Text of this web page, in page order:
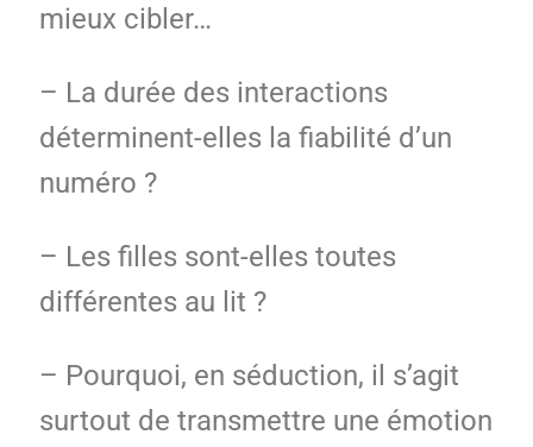
mieux cibler…
– La durée des interactions
déterminent-elles la fiabilité d’un
numéro ?
– Les filles sont-elles toutes
différentes au lit ?
– Pourquoi, en séduction, il s’agit
surtout de transmettre une émotion